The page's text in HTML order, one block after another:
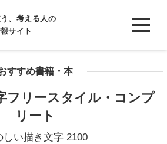
、考える人の
サイト
すすめ書籍・本
リースタイル・コンプ
リート
しい描き文字 2100